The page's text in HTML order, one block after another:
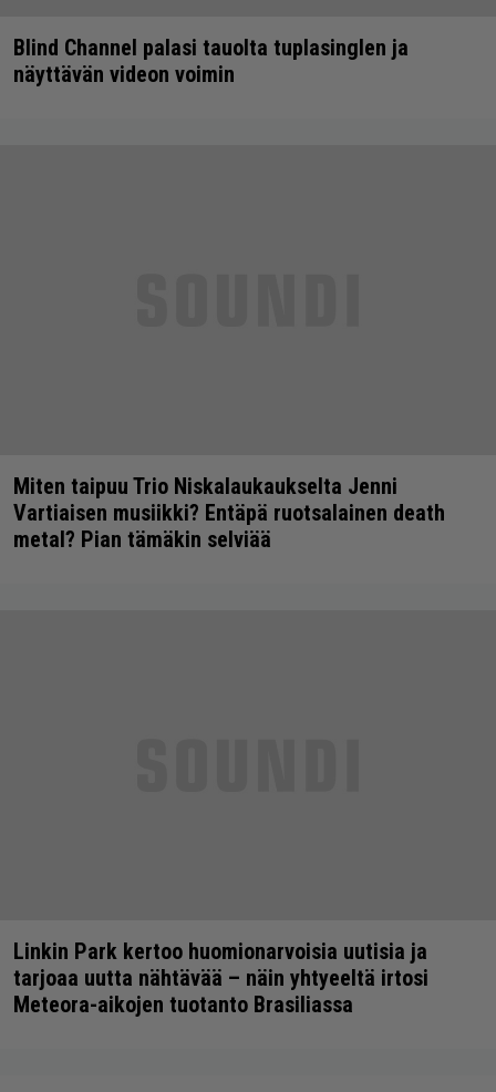
Blind Channel palasi tauolta tuplasinglen ja
näyttävän videon voimin
Miten taipuu Trio Niskalaukaukselta Jenni
Vartiaisen musiikki? Entäpä ruotsalainen death
metal? Pian tämäkin selviää
Linkin Park kertoo huomionarvoisia uutisia ja
tarjoaa uutta nähtävää – näin yhtyeeltä irtosi
Meteora-aikojen tuotanto Brasiliassa